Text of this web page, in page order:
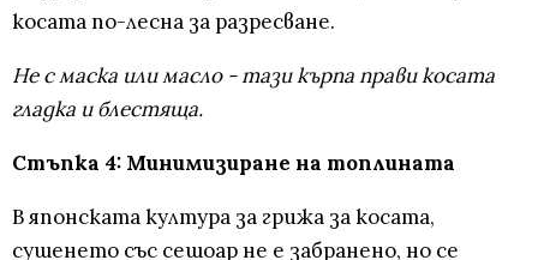
косата по-лесна за разресване.
Не с маска или масло - тази кърпа прави косата
гладка и блестяща.
Стъпка 4: Минимизиране на топлината
В японската култура за грижа за косата,
сушенето със сешоар не е забранено, но се